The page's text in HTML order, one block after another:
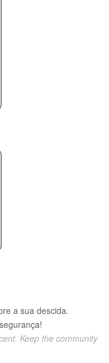
a sua descida.
Keep the community